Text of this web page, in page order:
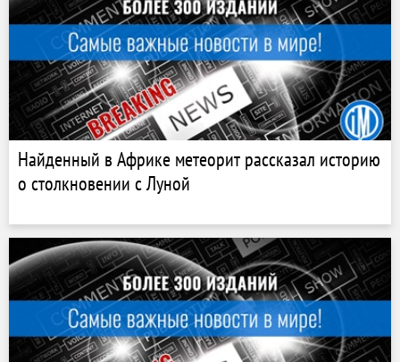
Найденный в Африке метеорит рассказал историю
о столкновении с Луной